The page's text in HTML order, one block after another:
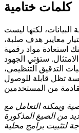
كلمات ختامية
البيانات، لكنها ليست
معايير هدف صلبة،
استعادة مواد رقمية
ستؤتي الجهود
التدقيق التنظيمي،
تظل قابلة للوصول
ويمكنه التعامل مع